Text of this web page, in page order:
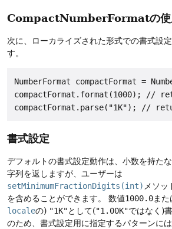
CompactNumberFormatの使
次に、ローカライズされた形式での書式設
す。
NumberFormat compactFormat =
compactFormat.format(1000); //
書式設定
デフォルトの書式設定動作は、小数を持た
字列を返しますが、ユーザーは
setMinimumFractionDigits(int) メソ
を含めることができます。
数値1000.0また
localeの) "1K"として("1.00K"ではなく)
のため、書式設定用に指定するパターンに